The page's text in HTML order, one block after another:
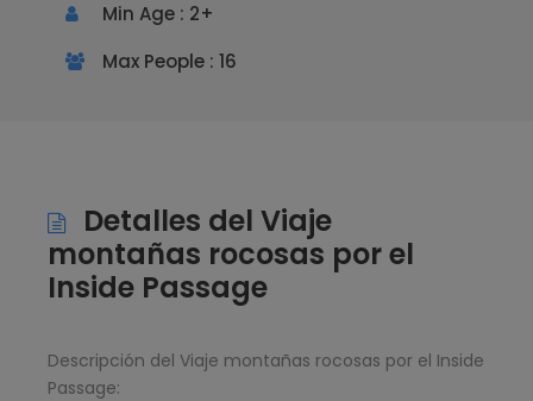
Min Age : 2+
Max People : 16
Detalles del Viaje
montañas rocosas por el
Inside Passage
Descripción del Viaje montañas rocosas por el Inside
Passage: